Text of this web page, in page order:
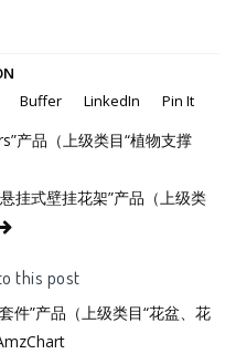
Buffer LinkedIn Pin It
产品（上级类目“植物支撑
挂式壁挂花架”产品（上级类
this post
件”产品（上级类目“花盆、花